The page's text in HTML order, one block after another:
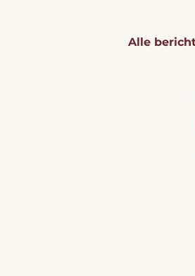
Alle